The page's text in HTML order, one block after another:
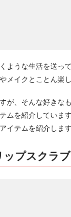
ような生活を送っ
メイクとことん楽
が、そんな好きな
ムを紹介していま
イテムを紹介します
ップスクラブ